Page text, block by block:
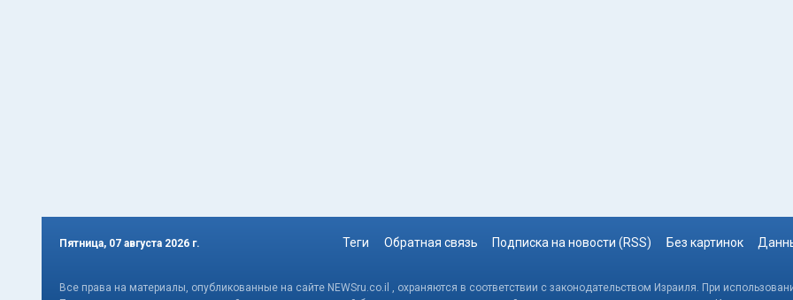
Пятница, 07 августа 2026 г. Теги Обратная связь Подписка на новости (RSS) Без картинок
Все права на материалы, опубликованные на сайте NEWSru.co.il , охраняются в соответствии с законодательством Израиля. При